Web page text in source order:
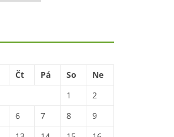
Čt Pá So
Ne
1
2
6 7 8
9